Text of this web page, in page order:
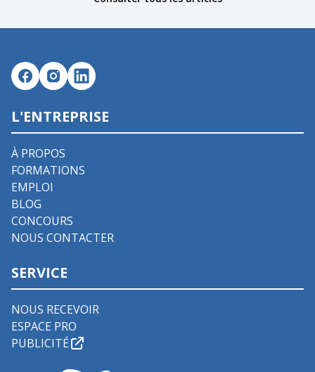
L'ENTREPRISE
À PROPOS
FORMATIONS
EMPLOI
BLOG
CONCOURS
NOUS CONTACTER
SERVICE
NOUS RECEVOIR
ESPACE PRO
PUBLICITÉ